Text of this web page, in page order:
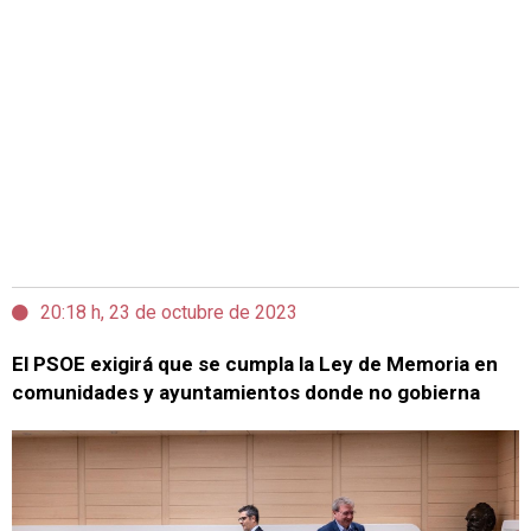
20:18 h, 23 de octubre de 2023
El PSOE exigirá que se cumpla la Ley de Memoria en
comunidades y ayuntamientos donde no gobierna